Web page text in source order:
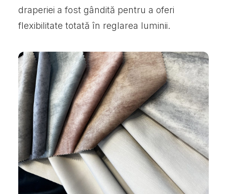
draperiei a fost gândită pentru a oferi
flexibilitate totată în reglarea luminii.